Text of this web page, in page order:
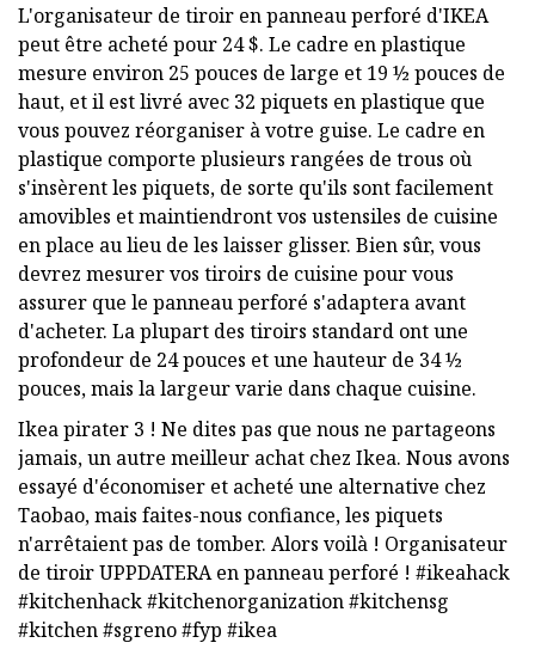
L'organisateur de tiroir en panneau perforé d'IKEA
peut être acheté pour 24 $. Le cadre en plastique
mesure environ 25 pouces de large et 19 ½ pouces de
haut, et il est livré avec 32 piquets en plastique que
vous pouvez réorganiser à votre guise. Le cadre en
plastique comporte plusieurs rangées de trous où
s'insèrent les piquets, de sorte qu'ils sont facilement
amovibles et maintiendront vos ustensiles de cuisine
en place au lieu de les laisser glisser. Bien sûr, vous
devrez mesurer vos tiroirs de cuisine pour vous
assurer que le panneau perforé s'adaptera avant
d'acheter. La plupart des tiroirs standard ont une
profondeur de 24 pouces et une hauteur de 34 ½
pouces, mais la largeur varie dans chaque cuisine.
Ikea pirater 3 ! Ne dites pas que nous ne partageons
jamais, un autre meilleur achat chez Ikea. Nous avons
essayé d'économiser et acheté une alternative chez
Taobao, mais faites-nous confiance, les piquets
n'arrêtaient pas de tomber. Alors voilà ! Organisateur
de tiroir UPPDATERA en panneau perforé ! #ikeahack
#kitchenhack #kitchenorganization #kitchensg
#kitchen #sgreno #fyp #ikea